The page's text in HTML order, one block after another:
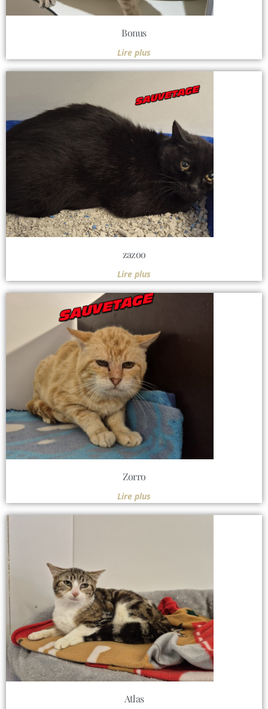
Bonus
Lire plus
zazoo
Lire plus
Zorro
Lire plus
Atlas